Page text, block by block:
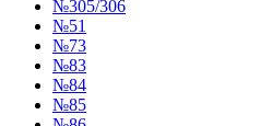
№305/306
№51
№73
№83
№84
№85